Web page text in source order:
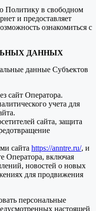
Политику в свободном
и предоставляет
ознакомиться с
ДАННЫХ
данные Субъектов
сайт Оператора.
учета для
сайта, защита
сайта https://anntre.ru/, и
Оператора, включая
новостей о новых
для продвижения
персональные
настоящей